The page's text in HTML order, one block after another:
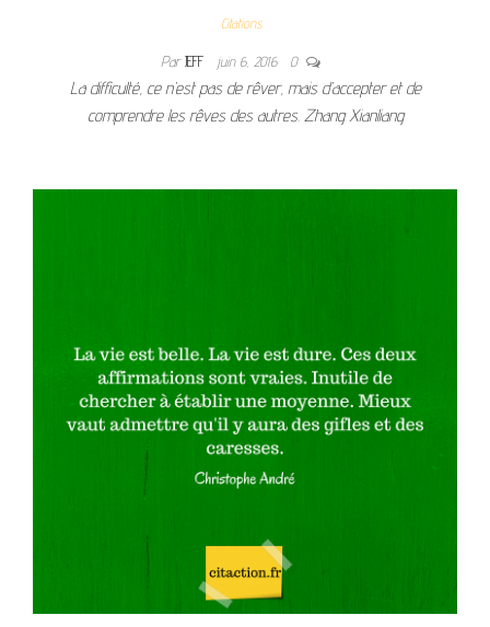
Citations
ParJEFF juin 6, 2016 0
La difficulté, ce n’est pas de rêver, mais d’accepter et de
comprendre les rêves des autres. Zhang Xianliang